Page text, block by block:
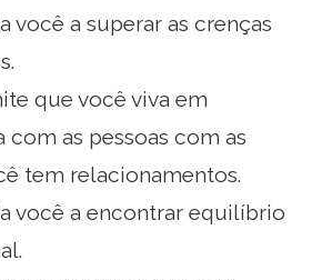
você a superar as crenças
que você viva em
com as pessoas com as
tem relacionamentos.
você a encontrar equilíbrio